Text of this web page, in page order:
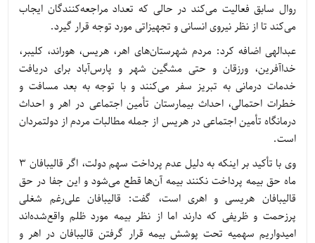
روال سابق فعالیت می‌کند در حالی که تعداد مراجعه‌کنندگان ایجاب
می‌کند تا از نظر نیروی انسانی و تجهیزاتی مورد توجه قرار گیرد.
عبدالهی اضافه کرد: مردم شهرستان‌های اهر، هریس، هوراند، کلیبر،
خداآفرین، ورزقان و حتی مشگین شهر و پارس‌آباد برای دریافت
خدمات درمانی به تبریز سفر می‌کنند و با توجه به بعد مسافت و
خطرات احتمالی، احداث بیمارستان تأمین اجتماعی در اهر و احداث
درمانگاه تأمین اجتماعی در هریس از جمله مطالبات مردم از دولتمردان
است.
وی با تأکید بر اینکه به دلیل عدم پرداخت سهم دولت، اگر قالیبافان 3
ماه حق بیمه پرداخت نکنند بیمه آن‌ها قطع می‌شود و این جفا در حق
قالیبافان هریسی و اهری است، گفت: قالیبافان علی‌رغم شغلی
پرزحمت و ظریفی که دارند اما از نظر بیمه مورد ظلم واقع‌شده‌اند
امیدواریم سهمیه تحت پوشش بیمه قرار گرفتن قالیبافان در اهر و